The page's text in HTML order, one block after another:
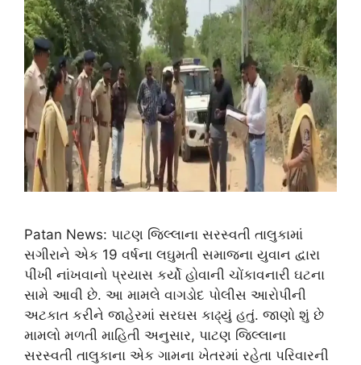
Patan News: પાટણ જિલ્લાના સરસ્વતી તાલુકામાં
સગીરાને એક 19 વર્ષના લઘુમતી સમાજના યુવાન દ્વારા
પીંખી નાંખવાનો પ્રયાસ કર્યો હોવાની ચોંકાવનારી ઘટના
સામે આવી છે. આ મામલે વાગડોદ પોલીસ આરોપીની
અટકાત કરીને જાહેરમાં સરઘસ કાઢ્યું હતું. જાણો શું છે
મામલો મળતી માહિતી અનુસાર, પાટણ જિલ્લાના
સરસ્વતી તાલુકાના એક ગામના ખેતરમાં રહેતા પરિવારની